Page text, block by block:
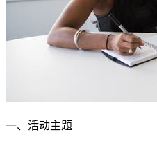
一、活动主题